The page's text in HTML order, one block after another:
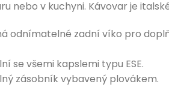
nebo v kuchyni. Kávovar je
odnímatelné zadní víko pro
se všemi kapslemi typu ESE.
zásobník vybavený plovákem.